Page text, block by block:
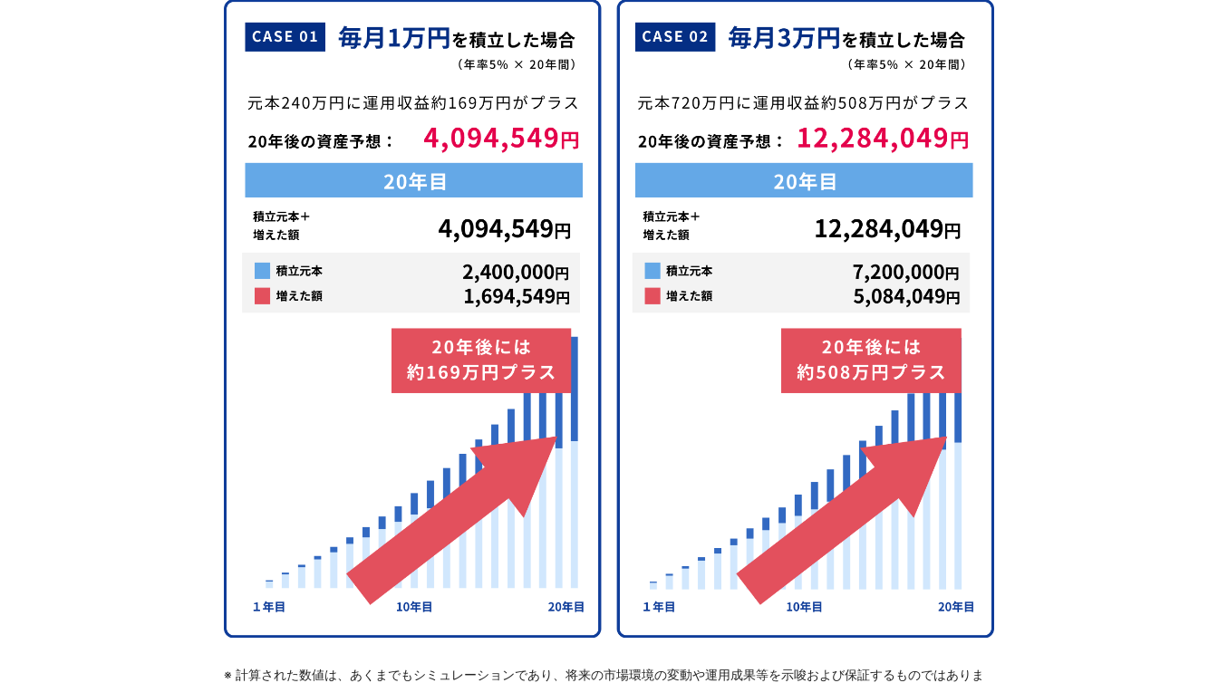
※ 計算された数値は、あくまでもシミュレーションであり、将来の市場環境の変動や運用成果等を示唆および保証するものではありま